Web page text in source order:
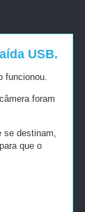
USB.
foram
destinam,
que o